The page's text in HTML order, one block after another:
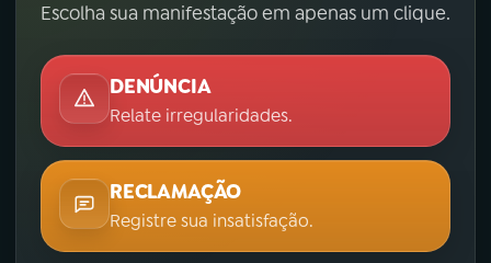
Escolha sua manifestação em apenas um clique.
DENÚNCIA
Relate irregularidades.
RECLAMAÇÃO
Registre sua insatisfação.